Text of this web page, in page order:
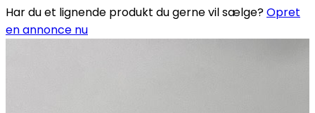
Har du et lignende produkt du gerne vil sælge?Opret
en annonce nu